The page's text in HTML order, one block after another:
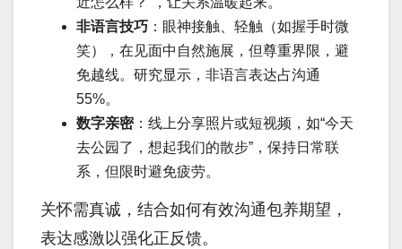
非语言技巧 ：眼神接触、轻触（如握手时微
笑），在见面中自然施展，但尊重界限，避
免越线。研究显示，非语言表达占沟通
55%。
数字亲密：线上分享照片或短视频，如“今天
去公园了，想起我们的散步”，保持日常联
系，但限时避免疲劳。
关怀需真诚，结合如何有效沟通包养期望，
表达感激以强化正反馈。